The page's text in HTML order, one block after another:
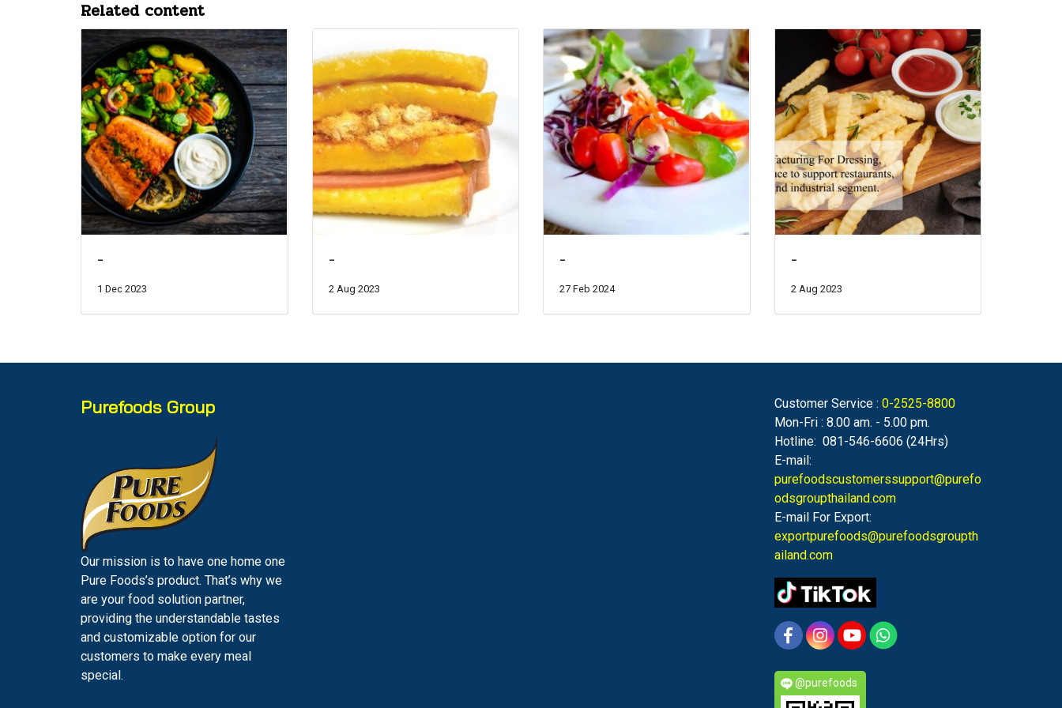
Related content
-
1 Dec 2023
-
2 Aug 2023
-
27 Feb 2024
-
2 Aug 2023
Purefoods Group
Our mission is to have one home one
Pure Foods’s product. That’s why we
are your food solution partner,
providing the understandable tastes
and customizable option for our
customers to make every meal
special.
Customer Service : 0-2525-8800
Mon-Fri : 8.00 am. - 5.00 pm.
Hotline: 081-546-6606 (24Hrs)
E-mail:
purefoodscustomerssupport@purefo
odsgroupthailand.com
E-mail For Export:
exportpurefoods@purefoodsgroupth
ailand.com
@purefoods